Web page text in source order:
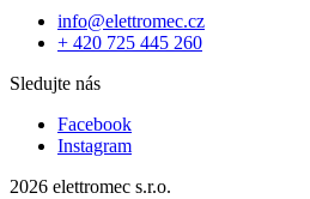
info@elettromec.cz
+ 420 725 445 260
Sledujte nás
Facebook
Instagram
2026 elettromec s.r.o.